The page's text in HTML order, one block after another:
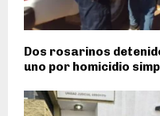
Dos rosarinos
uno por homicidio